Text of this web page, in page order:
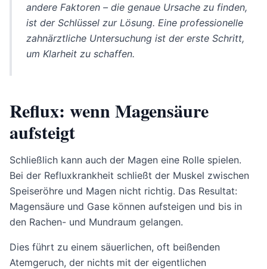
andere Faktoren – die genaue Ursache zu finden,
ist der Schlüssel zur Lösung. Eine professionelle
zahnärztliche Untersuchung ist der erste Schritt,
um Klarheit zu schaffen.
Reflux: wenn Magensäure
aufsteigt
Schließlich kann auch der Magen eine Rolle spielen.
Bei der Refluxkrankheit schließt der Muskel zwischen
Speiseröhre und Magen nicht richtig. Das Resultat:
Magensäure und Gase können aufsteigen und bis in
den Rachen- und Mundraum gelangen.
Dies führt zu einem säuerlichen, oft beißenden
Atemgeruch, der nichts mit der eigentlichen